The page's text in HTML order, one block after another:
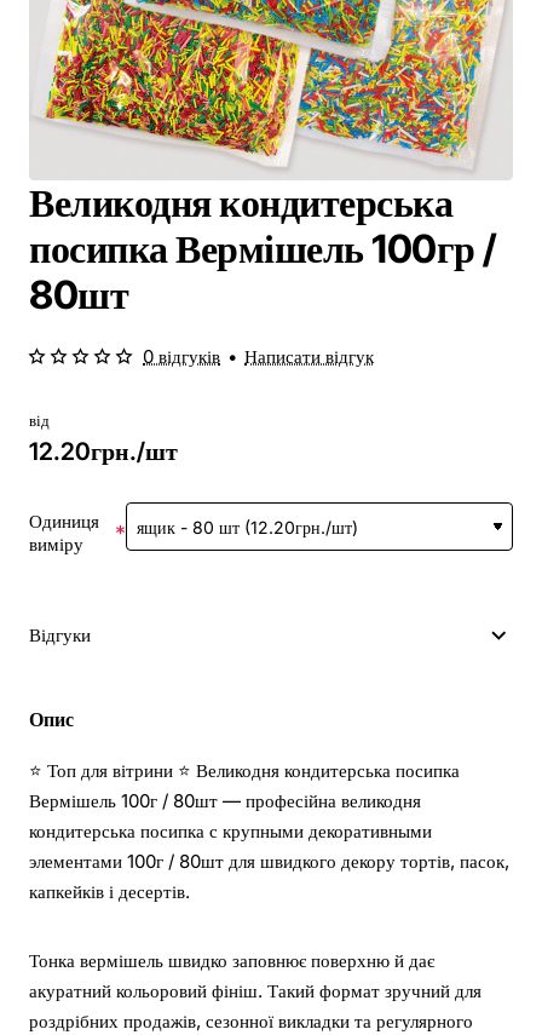
Великодня кондитерська
посипка Вермішель 100гр /
80шт
0 відгуків • Написати відгук
від
12.20грн./шт
Одиниця
виміру
Відгуки
Опис
⭐ Топ для вітрини ⭐ Великодня кондитерська посипка
Вермішель 100г / 80шт — професійна великодня
кондитерська посипка с крупными декоративными
элементами 100г / 80шт для швидкого декору тортів, пасок,
капкейків і десертів.
Тонка вермішель швидко заповнює поверхню й дає
акуратний кольоровий фініш. Такий формат зручний для
роздрібних продажів, сезонної викладки та регулярного